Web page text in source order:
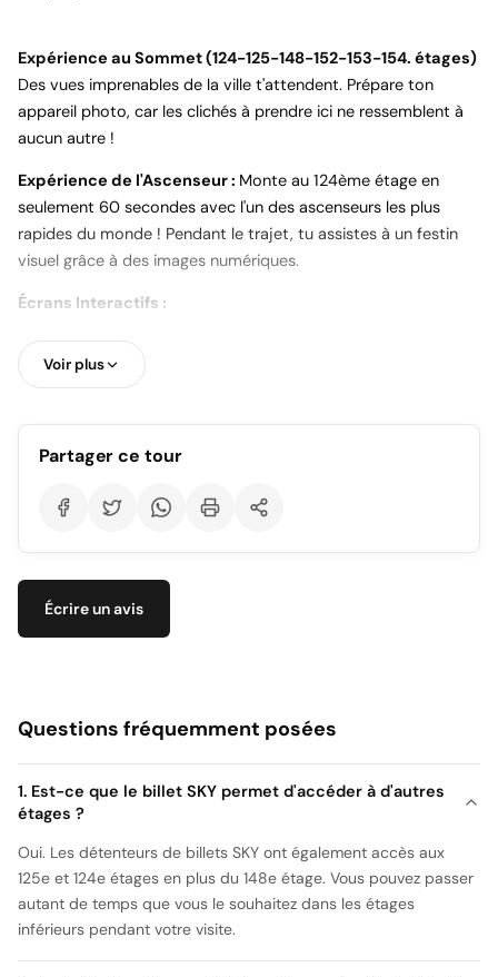
Expérience au Sommet (124-125-148-152-153-154. étages)
Des vues imprenables de la ville t'attendent. Prépare ton
appareil photo, car les clichés à prendre ici ne ressemblent à
aucun autre !
Expérience de l'Ascenseur : Monte au 124ème étage en
seulement 60 secondes avec l'un des ascenseurs les plus
rapides du monde ! Pendant le trajet, tu assistes à un festin
visuel grâce à des images numériques.
Écrans Interactifs :
Découvre comment le Burj Khalifa a été construit, les détails
de cet exploit d'ingénierie et des informations historiques sur
Voir plus
Partager ce tour
Écrire un avis
Questions fréquemment posées
1. Est-ce que le billet SKY permet d'accéder à d'autres
étages ?
Oui. Les détenteurs de billets SKY ont également accès aux
125e et 124e étages en plus du 148e étage. Vous pouvez passer
autant de temps que vous le souhaitez dans les étages
inférieurs pendant votre visite.